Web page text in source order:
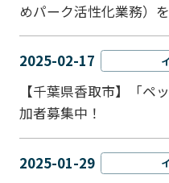
めパーク活性化業務）
2025-02-17
【千葉県香取市】「ペ
加者募集中！
2025-01-29